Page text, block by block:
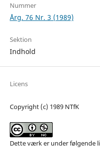
Nummer
Årg. 76 Nr. 3 (1989)
Sektion
Indhold
Licens
Copyright (c) 1989 NTfK
Dette værk er under følgende